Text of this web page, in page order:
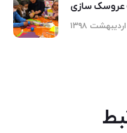
عروسک سازی